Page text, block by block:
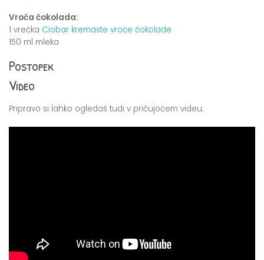
Vroča čokolada:
1 vrečka Ciobar kremaste vroče čokolade
150 ml mleka
Postopek
Video
Pripravo si lahko ogledaš tudi v pričujočem videu: